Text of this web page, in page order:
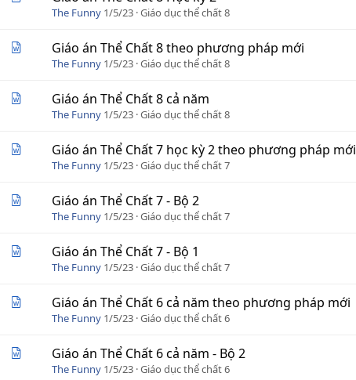
The Funny 1/5/23 Giáo dục thể chất 8
Giáo án Thể Chất 8 theo phương pháp mới
The Funny 1/5/23 Giáo dục thể chất 8
Giáo án Thể Chất 8 cả năm
The Funny 1/5/23 Giáo dục thể chất 8
Giáo án Thể Chất 7 học kỳ 2 theo phương pháp mới
The Funny 1/5/23 Giáo dục thể chất 7
Giáo án Thể Chất 7 - Bộ 2
The Funny 1/5/23 Giáo dục thể chất 7
Giáo án Thể Chất 7 - Bộ 1
The Funny 1/5/23 Giáo dục thể chất 7
Giáo án Thể Chất 6 cả năm theo phương pháp mới
The Funny 1/5/23 Giáo dục thể chất 6
Giáo án Thể Chất 6 cả năm - Bộ 2
The Funny 1/5/23 Giáo dục thể chất 6